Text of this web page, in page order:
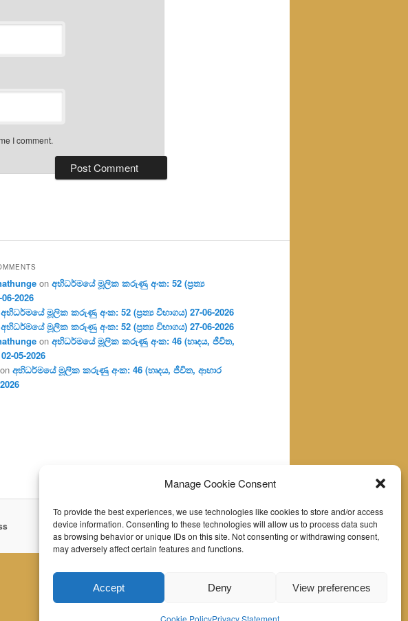
Manage Cookie Consent
To provide the best experiences, we use technologies like cookies to store and/or access
device information. Consenting to these technologies will allow us to process data such
as browsing behavior or unique IDs on this site. Not consenting or withdrawing consent,
may adversely affect certain features and functions.
Accept Deny View preferences
Cookie PolicyPrivacy Statement
I comment.
onඅභිධර්මයේ මූලික කරුණු අංක: 52 (ප්‍ර‍ත්‍ය
2026
අභිධර්මයේ මූලික කරුණු අංක: 52 (ප්‍ර‍ත්‍ය විභාගය) 27-06-2026
අභිධර්මයේ මූලික කරුණු අංක: 52 (ප්‍ර‍ත්‍ය විභාගය) 27-06-2026
onඅභිධර්මයේ මූලික කරුණු අංක: 46 (හෘදය, ජීවිත,
05-2026
onඅභිධර්මයේ මූලික කරුණු අංක: 46 (හෘදය, ජීවිත, ආහාර